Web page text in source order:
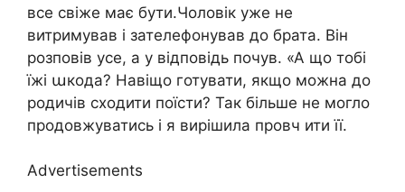
все свіже має бути.Чоловік уже не
витримував і зателефонував до брата. Він
розповів усе, а у відповідь почув. «А що тобі
їжі աкода? Навіщо готувати, якщо можна до
родичів сходити поїсти? Так більше не могло
продовжуватись і я вирішила провч ити її.
Advertisements